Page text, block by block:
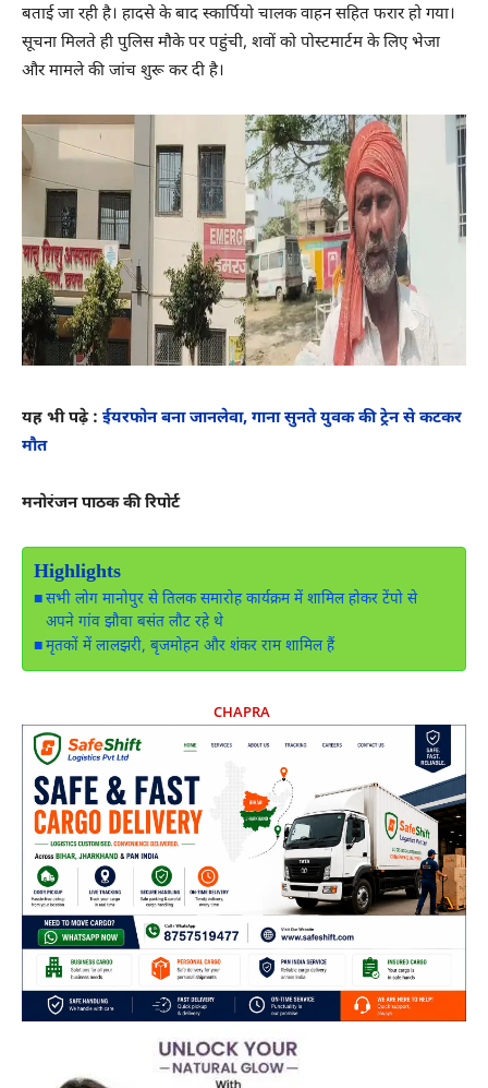
बताई जा रही है। हादसे के बाद स्कार्पियो चालक वाहन सहित फरार हो गया।
सूचना मिलते ही पुलिस मौके पर पहुंची, शवों को पोस्टमार्टम के लिए भेजा
और मामले की जांच शुरू कर दी है।
यह भी पढ़े : ईयरफोन बना जानलेवा, गाना सुनते युवक की ट्रेन से कटकर
मौत
मनोरंजन पाठक की रिपोर्ट
Highlights
सभी लोग मानोपुर से तिलक समारोह कार्यक्रम में शामिल होकर टेंपो से
अपने गांव झौवा बसंत लौट रहे थे
मृतकों में लालझरी, बृजमोहन और शंकर राम शामिल हैं
CHAPRA